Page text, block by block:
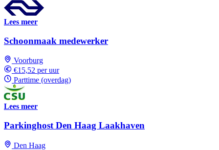
Lees meer
Schoonmaak medewerker
Voorburg
€15,52 per uur
Parttime (overdag)
Lees meer
Parkinghost Den Haag Laakhaven
Den Haag